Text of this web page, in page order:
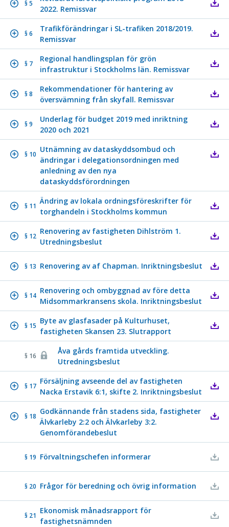
§ 5
2022. Remissvar
§ 6
Trafikförändringar i SL-trafiken 2018/2019.
Remissvar
§ 7
Regional handlingsplan för grön
infrastruktur i Stockholms län. Remissvar
§ 8
Rekommendationer för hantering av
översvämning från skyfall. Remissvar
§ 9
Underlag för budget 2019 med inriktning
2020 och 2021
§ 10
Utnämning av dataskyddsombud och
ändringar i delegationsordningen med
anledning av den nya
dataskyddsförordningen
§ 11
Ändring av lokala ordningsföreskrifter för
torghandeln i Stockholms kommun
§ 12
Renovering av fastigheten Dihlström 1.
Utredningsbeslut
§ 13 Renovering av af Chapman. Inriktningsbeslut
§ 14
Renovering och ombyggnad av före detta
Midsommarkransens skola. Inriktningsbeslut
§ 15
Byte av glasfasader på Kulturhuset,
fastigheten Skansen 23. Slutrapport
§ 16
Åva gårds framtida utveckling.
Utredningsbeslut
§ 17
Försäljning avseende del av fastigheten
Nacka Erstavik 6:1, skifte 2. Inriktningsbeslut
§ 18
Godkännande från stadens sida, fastigheter
Älvkarleby 2:2 och Älvkarleby 3:2.
Genomförandebeslut
§ 19 Förvaltningschefen informerar
§ 20 Frågor för beredning och övrig information
§ 21
Ekonomisk månadsrapport för
fastighetsnämnden